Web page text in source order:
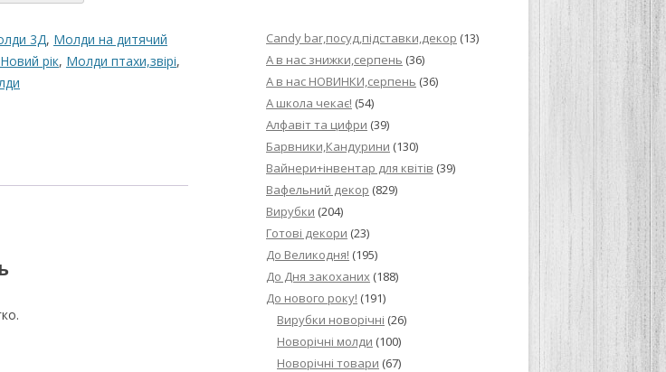
ТОРТУ,РЕЦЕПТ ПРИГОТУВАННЯ
РЕЦЕПТ МАСТИКИ ДЛЯ
ПОКРИТТЯ ТОРТІВ НА ОСНОВІ
РЕЦЕПТ ЛИМОННОГО ПИРОГА З
МАКОМ
МИГДАЛЬНЕ ПЕЧИВКО
“ЗГУЩЕНОГО МОЛОКА БАГАТО
НЕ БУВАЄ АБО УЛЮБЛЕНИЙ
ДЕСЕРТ АРГЕНТИНЦІВ”
3Д, Молди на дитячий
рік, Молди птахи,звірі,
Candy bar,посуд,підставки,декор (13)
А в нас знижки,серпень (36)
А в нас НОВИНКИ,серпень (36)
А школа чекає! (54)
Алфавіт та цифри (39)
Барвники,Кандурини (130)
Вайнери+інвентар для квітів (39)
Вафельний декор (829)
Вирубки (204)
Готові декори (23)
До Великодня! (195)
До Дня закоханих (188)
До нового року! (191)
Вирубки новорічні (26)
Новорічні молди (100)
Новорічні товари (67)